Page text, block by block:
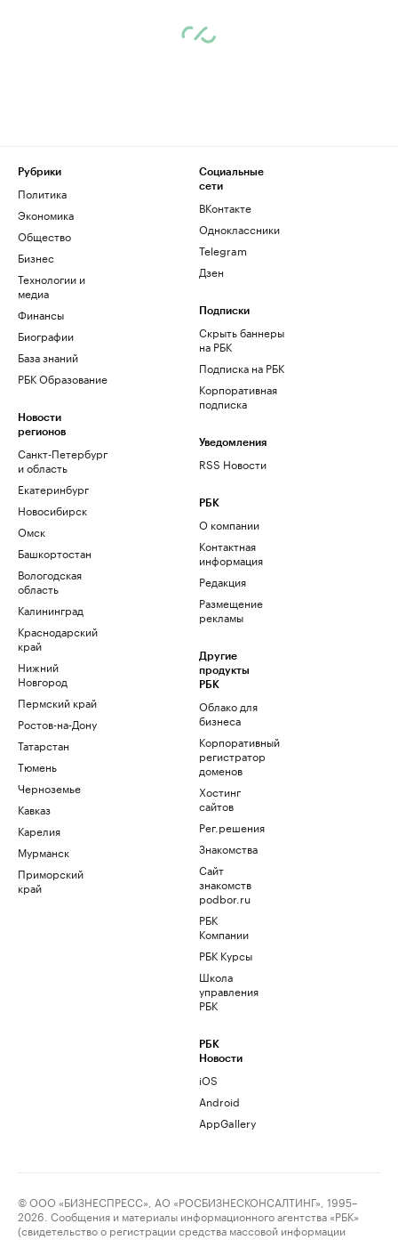
Рубрики
Политика
Экономика
Общество
Бизнес
Технологии и
медиа
Финансы
Биографии
База знаний
РБК Образование
Новости
регионов
Санкт-Петербург
и область
Екатеринбург
Новосибирск
Омск
Башкортостан
Вологодская
область
Калининград
Краснодарский
край
Нижний
Новгород
Пермский край
Ростов-на-Дону
Татарстан
Тюмень
Черноземье
Кавказ
Карелия
Мурманск
Приморский
край
Социальные
сети
ВКонтакте
Одноклассники
Telegram
Дзен
Подписки
Скрыть баннеры
на РБК
Подписка на РБК
Корпоративная
подписка
Уведомления
RSS Новости
РБК
О компании
Контактная
информация
Редакция
Размещение
рекламы
Другие
продукты
РБК
Облако для
бизнеса
Корпоративный
регистратор
доменов
Хостинг
сайтов
Рег.решения
Знакомства
Сайт
знакомств
podbor.ru
РБК
Компании
РБК Курсы
Школа
управления
РБК
РБК
Новости
iOS
Android
AppGallery
© ООО «БИЗНЕСПРЕСС», АО «РОСБИЗНЕСКОНСАЛТИНГ», 1995–
2026. Сообщения и материалы информационного агентства «РБК»
(свидетельство о регистрации средства массовой информации